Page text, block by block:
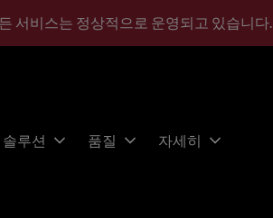
서비스는 정상적으로 운영되고 있습니다.
솔루션 품질 자세히